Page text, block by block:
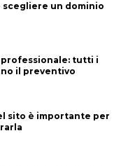
scegliere un dominio
professionale: tutti i
il preventivo
sito è importante per